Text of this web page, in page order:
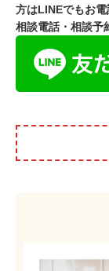
方はLINEでもお電
相談電話・相談予